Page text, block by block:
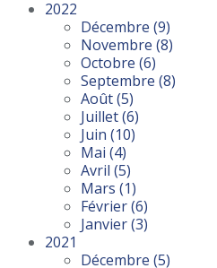
2022
Décembre (9)
Novembre (8)
Octobre (6)
Septembre (8)
Août(5)
Juillet(6)
Juin (10)
Mai (4)
Avril (5)
Mars (1)
Février(6)
Janvier(3)
2021
Décembre (5)